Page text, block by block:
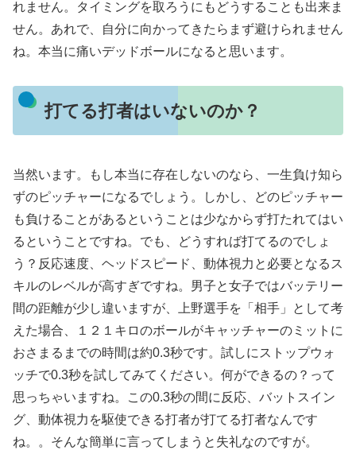
れません。タイミングを取ろうにもどうすることも出来ま
せん。あれで、自分に向かってきたらまず避けられません
ね。本当に痛いデッドボールになると思います。
打てる打者はいないのか？
当然います。もし本当に存在しないのなら、一生負け知ら
ずのピッチャーになるでしょう。しかし、どのピッチャー
も負けることがあるということは少なからず打たれてはい
るということですね。でも、どうすれば打てるのでしょ
う？反応速度、ヘッドスピード、動体視力と必要となるス
キルのレベルが高すぎですね。男子と女子ではバッテリー
間の距離が少し違いますが、上野選手を「相手」として考
えた場合、１２１キロのボールがキャッチャーのミットに
おさまるまでの時間は約0.3秒です。試しにストップウォ
ッチで0.3秒を試してみてください。何ができるの？って
思っちゃいますね。この0.3秒の間に反応、バットスイン
グ、動体視力を駆使できる打者が打てる打者なんです
ね。。そんな簡単に言ってしまうと失礼なのですが。